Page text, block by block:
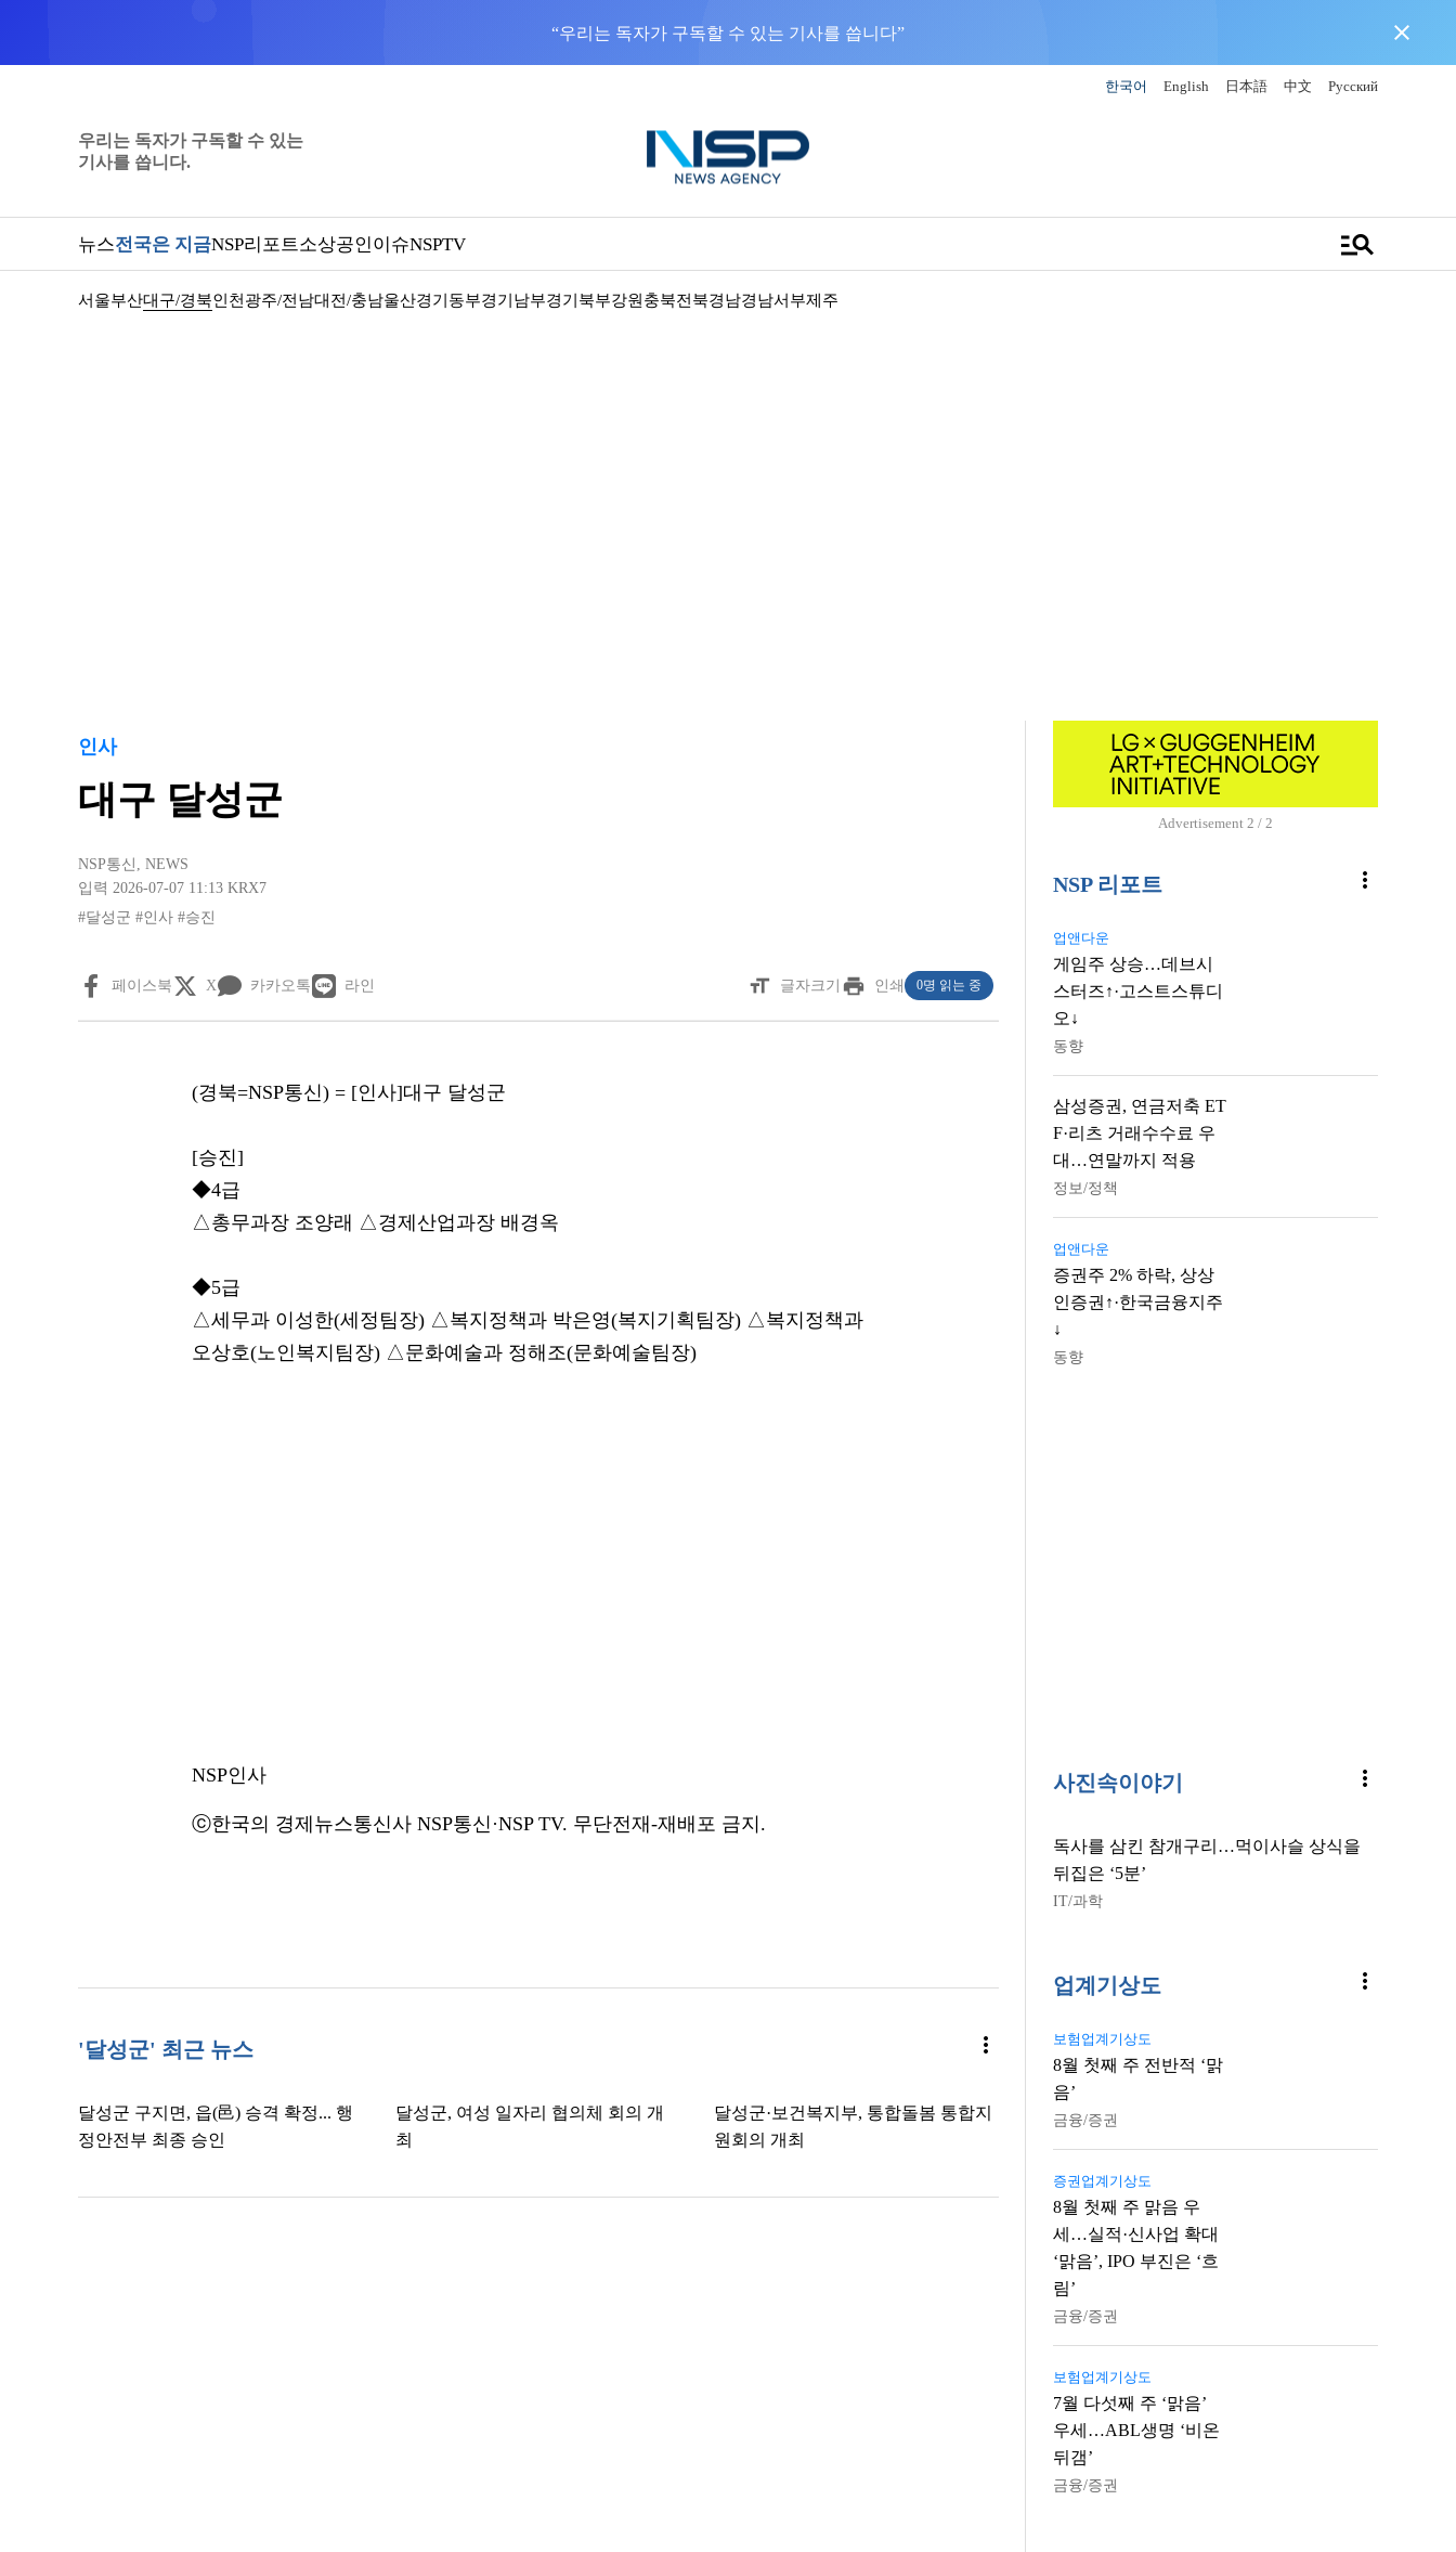
“우리는 독자가 구독할 수 있는 기사를 씁니다” close
한국어 English 日本語 中文 Русский
우리는 독자가 구독할 수 있는
기사를 씁니다.
뉴스전국은 지금NSP리포트소상공인이슈NSPTV manage_search
서울부산대구/경북인천 광주/전남대전/충남울산경기동부경기남부경기북부강원 충북전북경남경남서부제주
인사
대구 달성군
NSP통신 , NEWS
입력 2026-07-07 11:13 KRX7
#달성군 #인사 #승진
페이스북 X 카카오톡 라인 format_size 글자크기 print 인쇄 0명 읽는 중
(경북=NSP통신) = [인사]대구 달성군
[승진]
◆4급
△총무과장 조양래 △경제산업과장 배경옥
◆5급
△세무과 이성한(세정팀장) △복지정책과 박은영(복지기획팀장) △복지정책과
오상호(노인복지팀장) △문화예술과 정해조(문화예술팀장)
NSP인사
ⓒ한국의 경제뉴스통신사 NSP통신·NSP TV. 무단전재-재배포 금지.
'달성군' 최근 뉴스 more_vert
달성군 구지면, 읍(邑) 승격 확정... 행
정안전부 최종 승인
달성군, 여성 일자리 협의체 회의 개
최
달성군·보건복지부, 통합돌봄 통합지
원회의 개최
Advertisement 2 / 2
NSP 리포트 more_vert
업앤다운
게임주 상승…데브시
스터즈↑·고스트스튜디
오↓
동향
삼성증권, 연금저축 ET
F·리츠 거래수수료 우
대…연말까지 적용
정보/정책
업앤다운
증권주 2% 하락, 상상
인증권↑·한국금융지주
↓
동향
사진속이야기 more_vert
독사를 삼킨 참개구리…먹이사슬 상식을
뒤집은 ‘5분’
IT/과학
업계기상도 more_vert
보험업계기상도
8월 첫째 주 전반적 ‘맑
음’
금융/증권
증권업계기상도
8월 첫째 주 맑음 우
세…실적·신사업 확대
‘맑음’, IPO 부진은 ‘흐
림’
금융/증권
보험업계기상도
7월 다섯째 주 ‘맑음’
우세…ABL생명 ‘비온
뒤갬’
금융/증권